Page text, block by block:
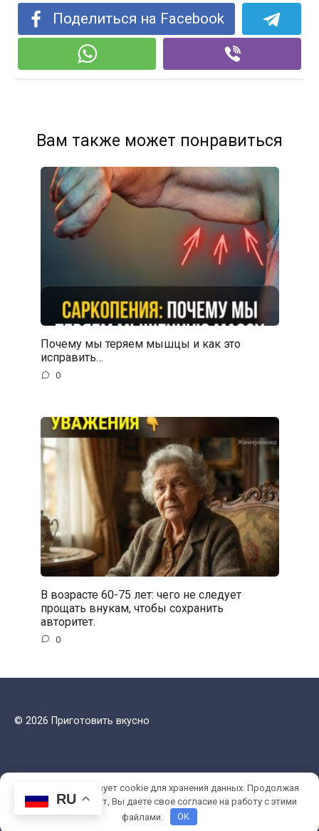
Поделиться на Facebook
Вам также может понравиться
Почему мы теряем мышцы и как это
исправить…
0
В возрасте 60-75 лет: чего не следует
прощать внукам, чтобы сохранить
авторитет.
0
© 2026 Приготовить вкусно
RU
Этот сайт использует cookie для хранения данных. Продолжая
использовать сайт, Вы даете свое согласие на работу с этими
файлами.
OK